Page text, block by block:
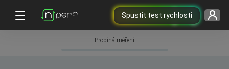
Spustit test rychlosti
Probíhá měření